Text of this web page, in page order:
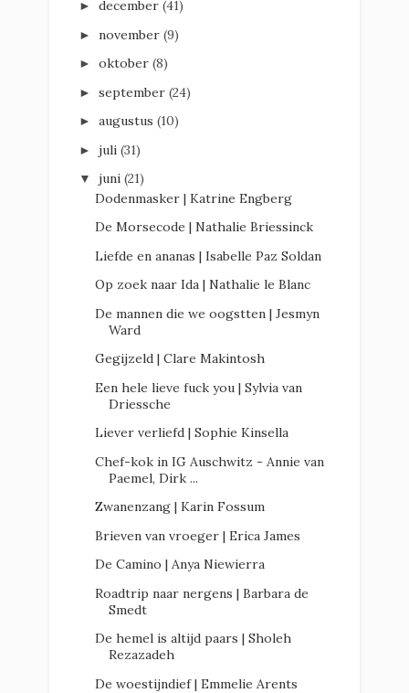
► december (41)
► november (9)
► oktober (8)
► september (24)
► augustus (10)
► juli (31)
▼ juni (21)
Dodenmasker | Katrine Engberg
De Morsecode | Nathalie Briessinck
Liefde en ananas | Isabelle Paz Soldan
Op zoek naar Ida | Nathalie le Blanc
De mannen die we oogstten | Jesmyn
Ward
Gegijzeld | Clare Makintosh
Een hele lieve fuck you | Sylvia van
Driessche
Liever verliefd | Sophie Kinsella
Chef-kok in IG Auschwitz - Annie van
Paemel, Dirk ...
Zwanenzang | Karin Fossum
Brieven van vroeger | Erica James
De Camino | Anya Niewierra
Roadtrip naar nergens | Barbara de
Smedt
De hemel is altijd paars | Sholeh
Rezazadeh
De woestijndief | Emmelie Arents